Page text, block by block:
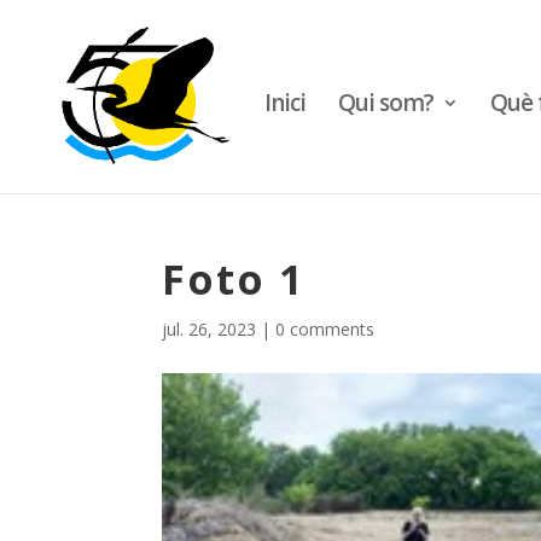
Inici Qui som? Què
Foto 1
jul. 26, 2023 | 0 comments